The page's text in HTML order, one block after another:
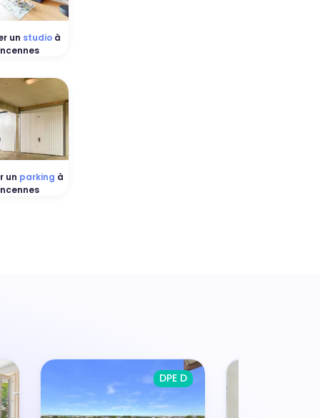
un studioà
un parking à
DPE D